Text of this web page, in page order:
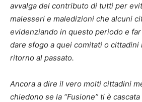
avvalga del contributo di tutti per
malesseri e maledizioni che alcuni
evidenziando in questo periodo e
dare sfogo a quei comitati o cittadini
ritorno al passato.
Ancora a dire il vero molti cittadini
chiedono se la “Fusione” ti è